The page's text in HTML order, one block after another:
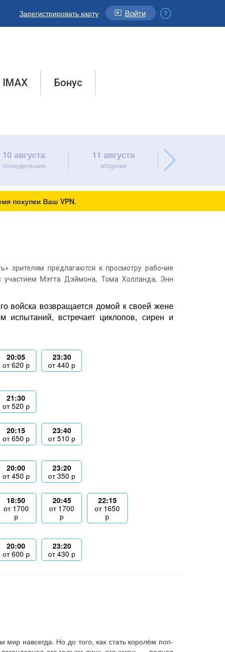
Зарегистрировать карту Войти
IMAX Бонус
10 августа
понедельник
11 августа
вторник
покупки Ваш VPN.
зрителям предлагаются к просмотру рабочие
Мэтта Дэймона, Тома Холланда, Энн
войска возвращается домой к своей жене
испытаний, встречает циклопов, сирен и
20:05
от620 р
23:30
от440 р
21:30
от520 р
20:15
от650 р
23:40
от510 р
20:00
от450 р
23:20
от350 р
18:50
от 1700
р
20:45
от 1700
р
22:15
от 1650
р
20:00
от600 р
23:20
от430 р
навсегда. Но до того, как стать королём поп-